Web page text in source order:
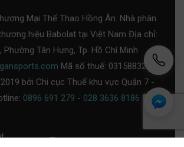
Mại Thể Thao Hồng Ân. Nhà phân
hiệu Babolat tại Việt Nam Địa chỉ:
Phường Tân Hưng, Tp. Hồ Chí Minh
Mã số thuế: 0315883253,
bởi Chi cục Thuế khu vực Quận 7 -
0896 691 279 - 028 3636 8186